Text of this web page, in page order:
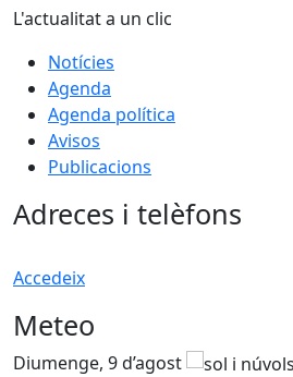
L'actualitat a un clic
Notícies
Agenda
Agenda política
Avisos
Publicacions
Adreces i telèfons
Accedeix
Meteo
Diumenge, 9 d’agost